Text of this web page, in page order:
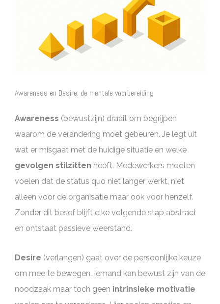
Awareness en Desire: de mentale voorbereiding
Awareness (bewustzijn) draait om begrijpen
waarom de verandering moet gebeuren. Je legt uit
wat er misgaat met de huidige situatie en welke
gevolgen stilzitten heeft. Medewerkers moeten
voelen dat de status quo niet langer werkt, niet
alleen voor de organisatie maar ook voor henzelf.
Zonder dit besef blijft elke volgende stap abstract
en ontstaat passieve weerstand.
Desire (verlangen) gaat over de persoonlijke keuze
om mee te bewegen. Iemand kan bewust zijn van de
noodzaak maar toch geen intrinsieke motivatie